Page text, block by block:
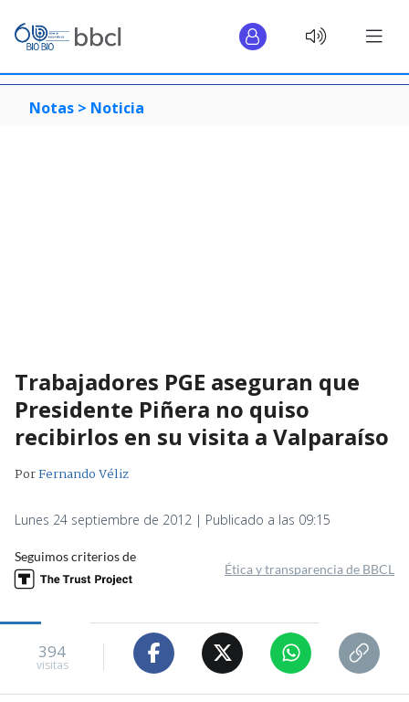
Notas > Noticia
Trabajadores PGE aseguran que
Presidente Piñera no quiso
recibirlos en su visita a Valparaíso
PorFernando Véliz
Lunes 24 septiembre de 2012 | Publicado a las 09:15
Seguimos criterios de
Ética y transparencia de BBCL
394
visitas